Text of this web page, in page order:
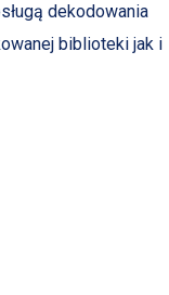
dekodowania
biblioteki jak i